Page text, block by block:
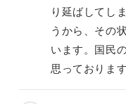
り延ばしてし
うから、その
います。国民
思っております